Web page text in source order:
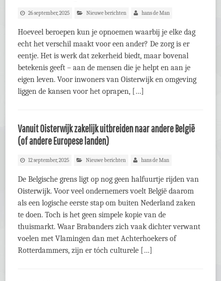
26 september, 2025 Nieuwe berichten hans de Man
Hoeveel beroepen kun je opnoemen waarbij je elke dag
echt het verschil maakt voor een ander? De zorg is er
eentje. Het is werk dat zekerheid biedt, maar bovenal
betekenis geeft – aan de mensen die je helpt en aan je
eigen leven. Voor inwoners van Oisterwijk en omgeving
liggen de kansen voor het oprapen, […]
Vanuit Oisterwijk zakelijk uitbreiden naar andere België
(of andere Europese landen)
12 september, 2025 Nieuwe berichten hans de Man
De Belgische grens ligt op nog geen halfuurtje rijden van
Oisterwijk. Voor veel ondernemers voelt België daarom
als een logische eerste stap om buiten Nederland zaken
te doen. Toch is het geen simpele kopie van de
thuismarkt. Waar Brabanders zich vaak dichter verwant
voelen met Vlamingen dan met Achterhoekers of
Rotterdammers, zijn er tóch culturele […]